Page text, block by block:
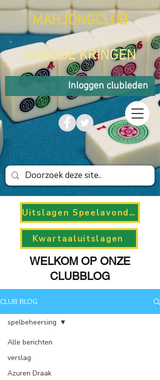
MAHJONGCLUB
HAAGSE KRINGEN
Inloggen clubleden
Uitslagen Speelavonden
Kwartaaluitslagen
WELKOM OP ONZE
CLUBBLOG
CLUB BLOG
Alle berichten
verslag
Azuren Draak
spelbeheersing